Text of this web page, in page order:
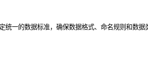
一的数据标准，确保数据格式、命名规则和数